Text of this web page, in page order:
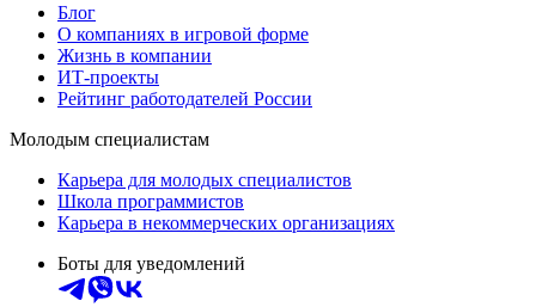
Блог
О компаниях в игровой форме
Жизнь в компании
ИТ-проекты
Рейтинг работодателей России
Молодым специалистам
Карьера для молодых специалистов
Школа программистов
Карьера в некоммерческих организациях
Боты для уведомлений